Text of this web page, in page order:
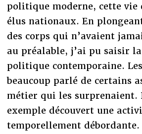
politique moderne, cette vie
élus nationaux. En
des corps qui n’avaient
au préalable, j’ai pu saisir
politique contemporaine.
beaucoup parlé de certains
métier qui les surprenaient.
exemple découvert une
temporellement débordante.